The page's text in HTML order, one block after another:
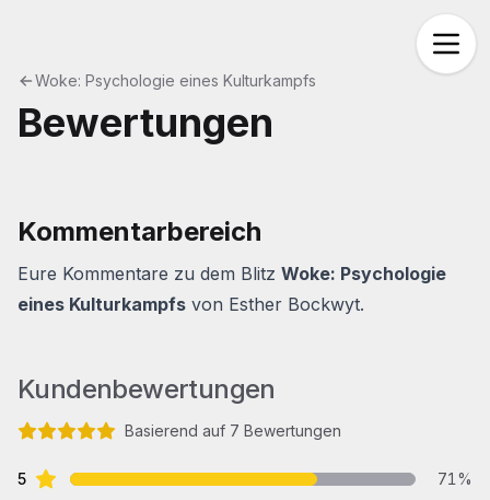
Woke: Psychologie eines Kulturkampfs
Bewertungen
Kundenbewertungen
Kommentarbereich
Eure Kommentare zu dem Blitz Woke: Psychologie
eines Kulturkampfs von Esther Bockwyt.
Kundenbewertungen
Basierend auf 7 Bewertungen
Bewertungsdetails
5Sterne Bewertungen 71 %